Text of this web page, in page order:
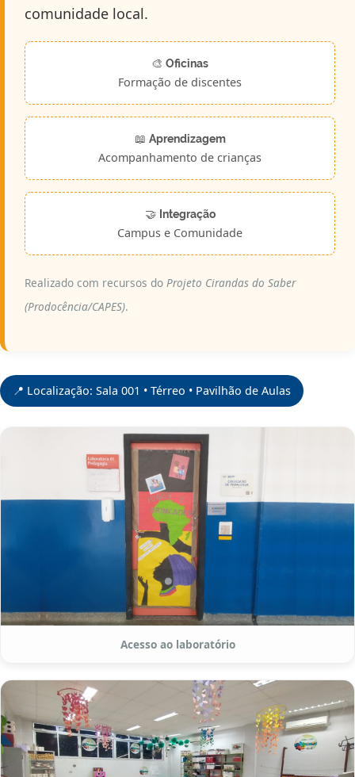
comunidade local.
🎨 Oficinas
Formação de discentes
📖 Aprendizagem
Acompanhamento de crianças
🤝 Integração
Campus e Comunidade
Realizado com recursos do Projeto Cirandas do Saber
(Prodocência/CAPES).
📍 Localização: Sala 001 • Térreo • Pavilhão de Aulas
Acesso ao laboratório